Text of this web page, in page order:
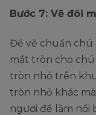
Bước 7: Vẽ đôi
Để vẽ chuẩn chú
mắt tròn cho chú
tròn nhỏ trên
tròn nhỏ khác
ngươi để làm nổi